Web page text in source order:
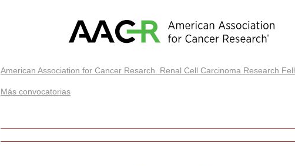
American Association for Cancer Resarch. Renal Cell Carcinoma Research
Más convocatorias